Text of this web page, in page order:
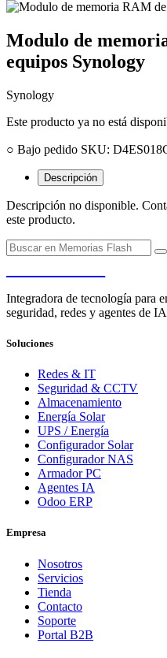
Modulo de
equipos Synology
Synology
Este producto ya no está
○ Bajo pedido SKU:
Descripción
Descripción no disponible.
este producto.
Integradora de tecnología para
seguridad, redes y agentes de
Soluciones
Redes & IT
Seguridad & CCTV
Almacenamiento
Energía Solar
UPS / Energía
Configurador Solar
Configurador NAS
Armador PC
Agentes IA
Odoo ERP
Empresa
Nosotros
Servicios
Tienda
Contacto
Soporte
Portal B2B